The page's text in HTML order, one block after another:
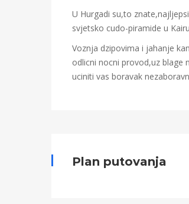
U Hurgadi su,to
svjetsko cudo-piramide u
Voznja dzipovima i jahanje
odlicni nocni provod,uz blage
uciniti vas boravak
Plan putovanja